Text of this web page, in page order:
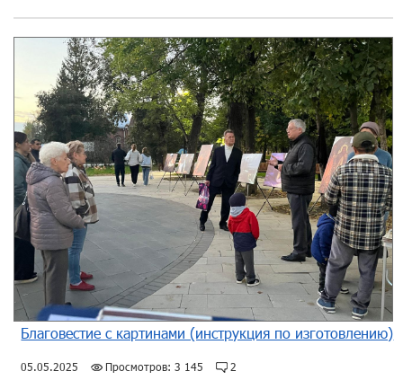
Благовестие с картинами (инструкция по изготовлению)
05.05.2025 Просмотров: 3 145 2